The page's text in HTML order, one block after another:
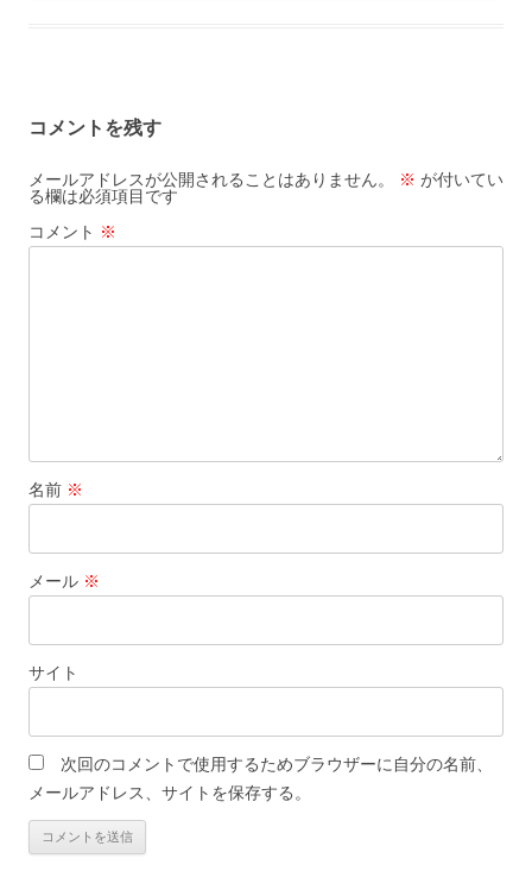
コメントを残す
メールアドレスが公開されることはありません。 ※ が付いてい
る欄は必須項目です
コメント ※
名前 ※
メール ※
サイト
次回のコメントで使用するためブラウザーに自分の名前、
メールアドレス、サイトを保存する。